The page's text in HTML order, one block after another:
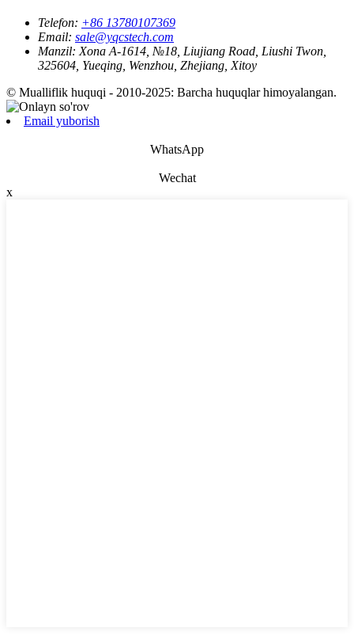
Telefon: +86 13780107369
Email: sale@yqcstech.com
Manzil: Xona A-1614, №18, Liujiang Road, Liushi Twon,
325604, Yueqing, Wenzhou, Zhejiang, Xitoy
© Mualliflik huquqi - 2010-2025: Barcha huquqlar himoyalangan.
Email yuborish
WhatsApp
Wechat
x